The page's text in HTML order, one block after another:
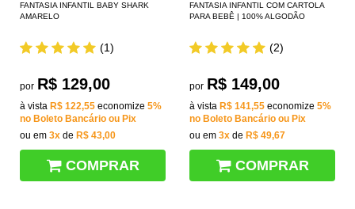
FANTASIA INFANTIL BABY SHARK
AMARELO
(1)
por R$ 129,00
à vista R$ 122,55 economize 5%
no Boleto Bancário ou Pix
ou em 3x de R$ 43,00
COMPRAR
FANTASIA INFANTIL COM CARTOLA
PARA BEBÊ | 100% ALGODÃO
(2)
por R$ 149,00
à vista R$ 141,55 economize 5%
no Boleto Bancário ou Pix
ou em 3x de R$ 49,67
COMPRAR